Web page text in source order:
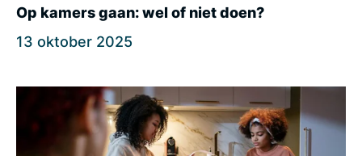
Op kamers gaan: wel of niet doen?
13 oktober 2025